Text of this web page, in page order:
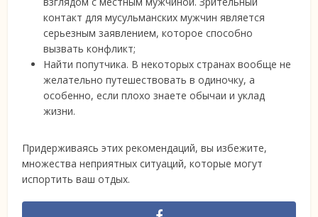
контакт для мусульманских мужчин является
серьезным заявлением, которое способно
вызвать конфликт;
Найти попутчика. В некоторых странах вообще не
желательно путешествовать в одиночку, а
особенно, если плохо знаете обычаи и уклад
жизни.
Придерживаясь этих рекомендаций, вы избежите,
множества неприятных ситуаций, которые могут
испортить ваш отдых.